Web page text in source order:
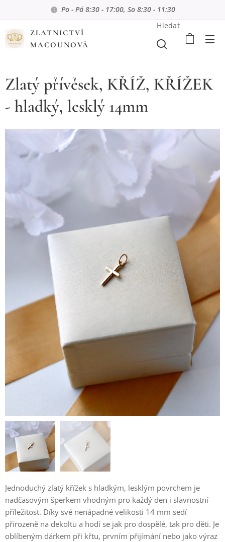
Po - Pá 8:30 - 17:00, So 8:30 - 11:30
ZLATNICTVÍ
MACOUNOVÁ
Hledat
Zlatý přívěsek, KŘÍŽ, KŘÍŽEK
- hladký, lesklý 14mm
Jednoduchý zlatý křížek s hladkým, lesklým povrchem je
nadčasovým šperkem vhodným pro každý den i slavnostní
příležitost. Díky své nenápadné velikosti 14 mm sedí
přirozeně na dekoltu a hodí se jak pro dospělé, tak pro děti. Je
oblíbeným dárkem při křtu, prvním přijímání nebo jako výraz